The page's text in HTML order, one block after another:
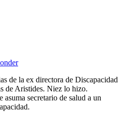
de la ex directora de Discapacidad
de Aristides. Niez lo hizo.
asuma secretario de salud a un